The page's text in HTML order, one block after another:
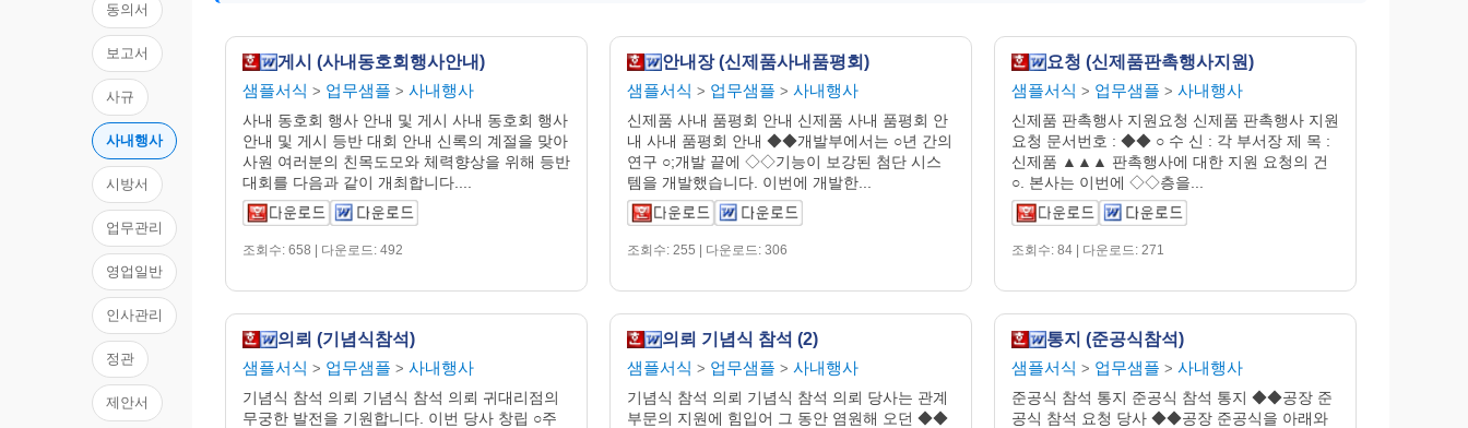
동의서
보고서
사규
사내행사
시방서
업무관리
영업일반
인사관리
정관
제안서
게시 (사내동호회행사안내)
샘플서식 > 업무샘플 > 사내행사
사내 동호회 행사 안내 및 게시 사내 동호회 행사
안내 및 게시 등반 대회 안내 신록의 계절을 맞아
사원 여러분의 친목도모와 체력향상을 위해 등반
대회를 다음과 같이 개최합니다....
조회수: 658 | 다운로드: 492
안내장 (신제품사내품평회)
샘플서식 > 업무샘플 > 사내행사
신제품 사내 품평회 안내 신제품 사내 품평회 안
내 사내 품평회 안내 ◆◆개발부에서는 ○년 간의
연구 ○;개발 끝에 ◇◇기능이 보강된 첨단 시스
템을 개발했습니다. 이번에 개발한...
조회수: 255 | 다운로드: 306
요청 (신제품판촉행사지원)
샘플서식 > 업무샘플 > 사내행사
신제품 판촉행사 지원요청 신제품 판촉행사 지원
요청 문서번호 : ◆◆ ○ 수 신 : 각 부서장 제 목 :
신제품 ▲▲▲ 판촉행사에 대한 지원 요청의 건
○. 본사는 이번에 ◇◇층을...
조회수: 84 | 다운로드: 271
의뢰 (기념식참석)
샘플서식 > 업무샘플 > 사내행사
기념식 참석 의뢰 기념식 참석 의뢰 귀대리점의
무궁한 발전을 기원합니다. 이번 당사 창립 ○주
의뢰 기념식 참석 (2)
샘플서식 > 업무샘플 > 사내행사
기념식 참석 의뢰 기념식 참석 의뢰 당사는 관계
부문의 지원에 힘입어 그 동안 염원해 오던 ◆◆
통지 (준공식참석)
샘플서식 > 업무샘플 > 사내행사
준공식 참석 통지 준공식 참석 통지 ◆◆공장 준
공식 참석 요청 당사 ◆◆공장 준공식을 아래와